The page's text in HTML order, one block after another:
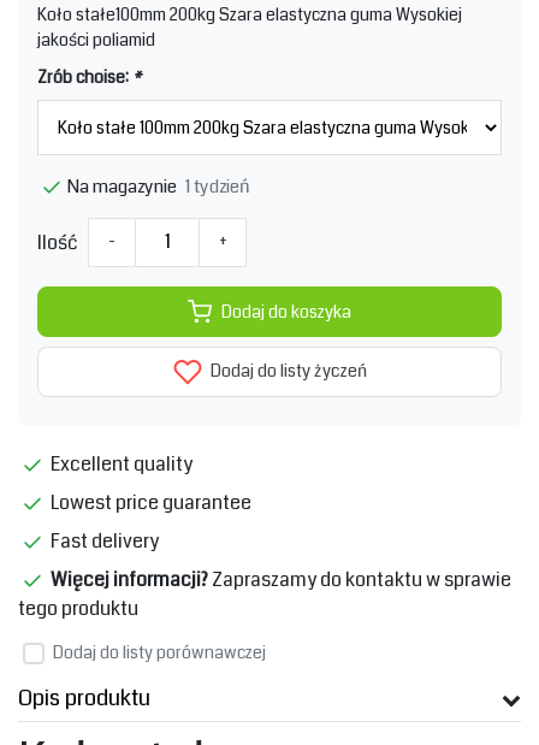
Koło stałe100mm 200kg Szara elastyczna guma Wysokiej
jakości poliamid
Zrób choise: *
Na magazynie 1 tydzień
Ilość - +
Dodaj do koszyka
Dodaj do listy życzeń
Excellent quality
Lowest price guarantee
Fast delivery
Więcej informacji?Zapraszamy do kontaktu w sprawie
tego produktu
Dodaj do listy porównawczej
Opis produktu